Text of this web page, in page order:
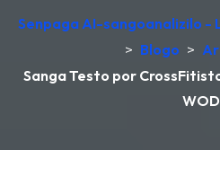
Senpaga AI-sangoanalizilo
> Blogo >
Sanga Testo por
WOD